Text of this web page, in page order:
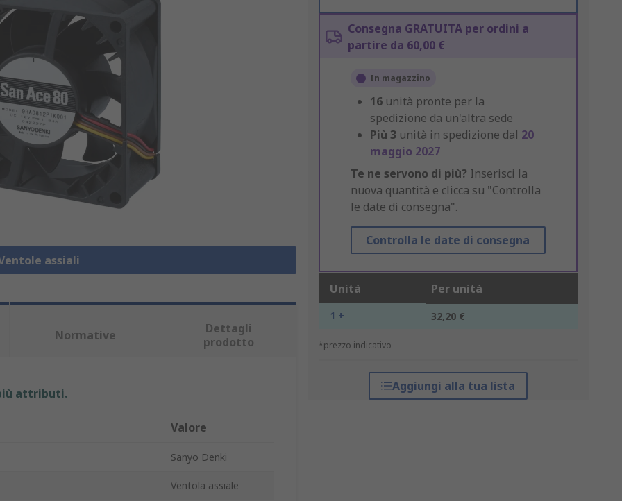
assiali
Consegna GRATUITA per ordini a
partire da 60,00 €
In magazzino
16 unità pronte per la
spedizione da un'altra sede
Più 3 unità in spedizione dal 20
maggio 2027
Te ne servono di più? Inserisci la
nuova quantità e clicca su "Controlla
le date di consegna".
Controlla le date di consegna
Unità Per unità
1 + 32,20 €
*prezzo indicativo
Aggiungi alla tua lista
Normative
Dettagli
prodotto
attributi.
Valore
Sanyo Denki
Ventola assiale